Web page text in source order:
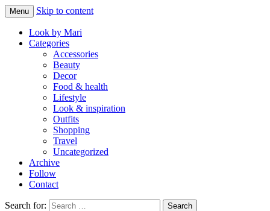
LOOK BY MARI
Makeup & beauty blog
Menu Skip to content
Look by Mari
Categories
Accessories
Beauty
Decor
Food & health
Lifestyle
Look & inspiration
Outfits
Shopping
Travel
Uncategorized
Archive
Follow
Contact
Search for: